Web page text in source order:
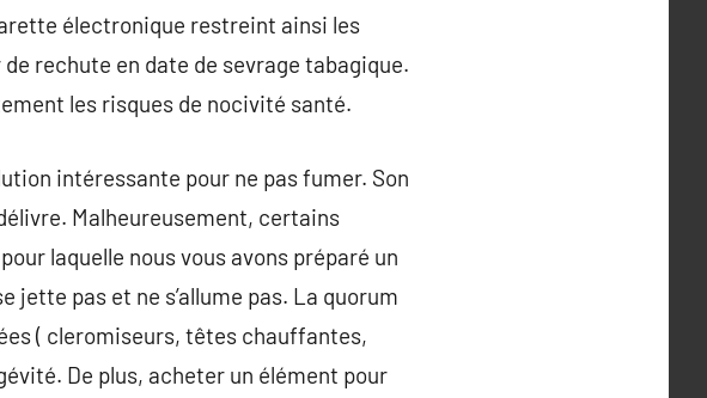
électronique restreint ainsi les
rechute en date de sevrage tabagique.
les risques de nocivité santé.
intéressante pour ne pas fumer. Son
Malheureusement, certains
laquelle nous vous avons préparé un
jette pas et ne s’allume pas. La quorum
( cleromiseurs, têtes chauffantes,
De plus, acheter un élément pour